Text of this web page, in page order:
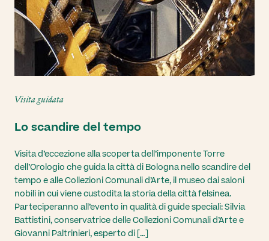
Visita guidata
Lo scandire del tempo
Visita d’eccezione alla scoperta dell’imponente Torre
dell’Orologio che guida la città di Bologna nello scandire del
tempo e alle Collezioni Comunali d’Arte, il museo dai saloni
nobili in cui viene custodita la storia della città felsinea.
Parteciperanno all’evento in qualità di guide speciali: Silvia
Battistini, conservatrice delle Collezioni Comunali d’Arte e
Giovanni Paltrinieri, esperto di […]